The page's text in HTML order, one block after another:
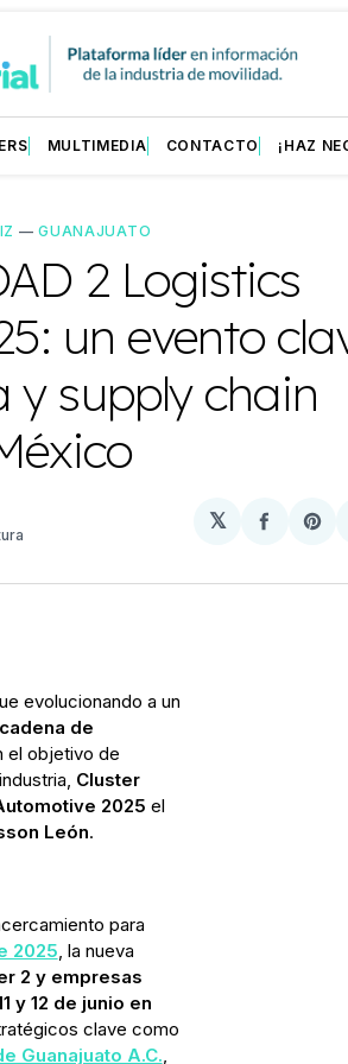
MULTIMEDIA CONTACTO ¡HAZ
—GUANAJUATO
2 Logistics
un evento
y supply chain
𝕏
evolucionando a un
de
el objetivo de
Cluster
2025 el
León.
para
2025, la nueva
2 y empresas
y 12 de junio en
clave como
Guanajuato A.C.,